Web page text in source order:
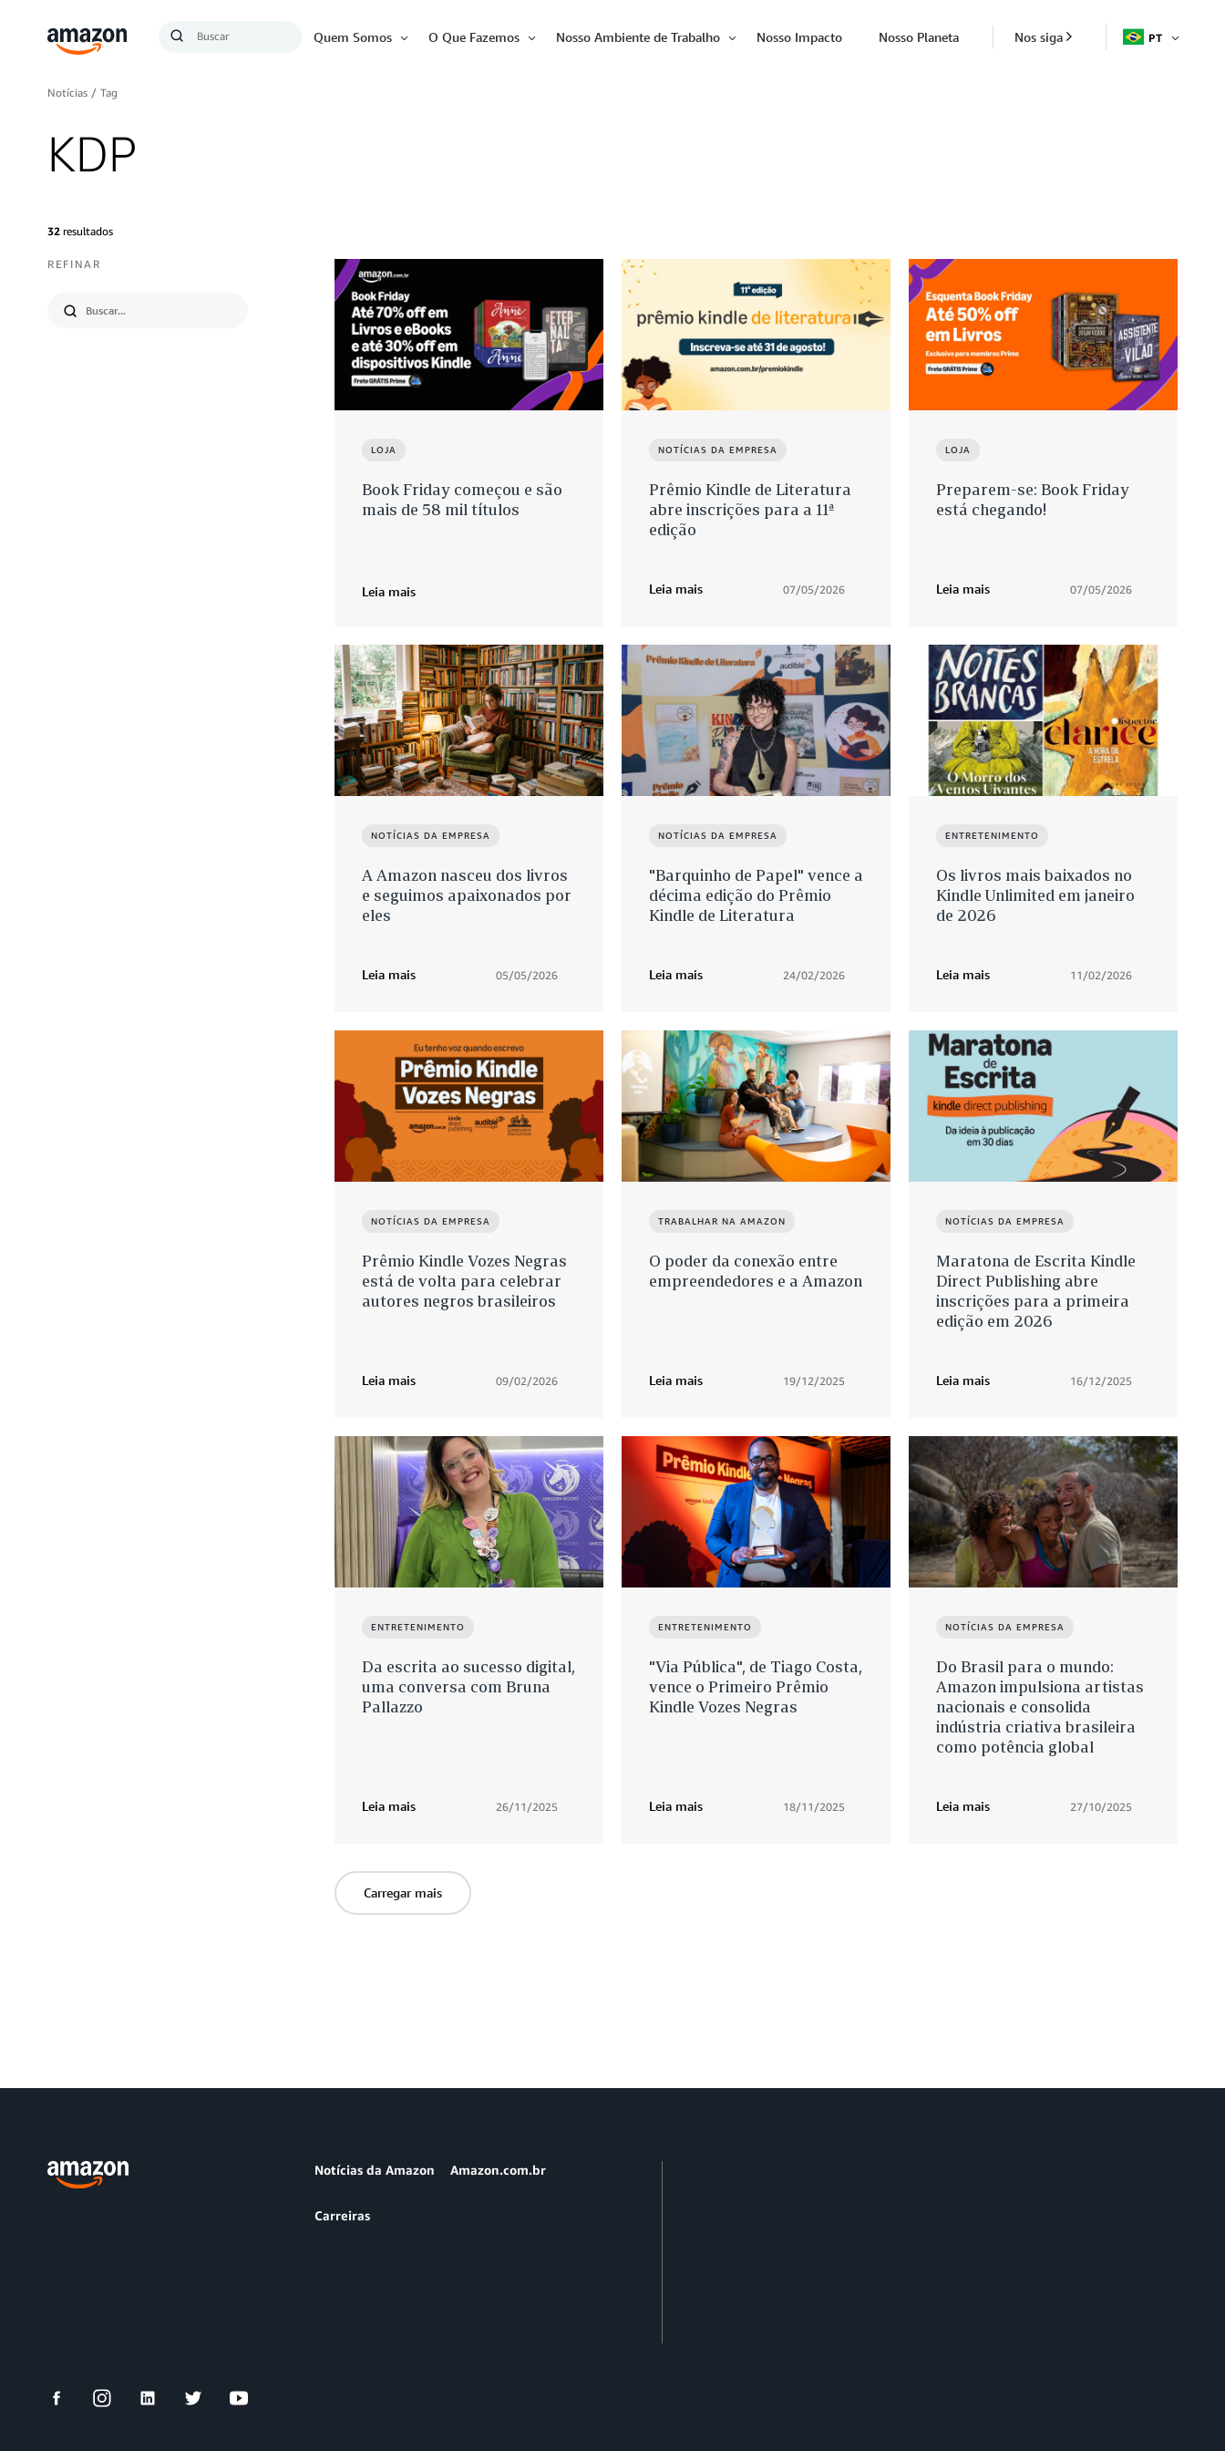
Buscar
Quem Somos
O Que Fazemos
Nosso Ambiente de Trabalho
Nosso Impacto Nosso Planeta Nos siga PT
Notícias / Tag
KDP
32 resultados
REFINAR
Submit
LOJA
Book Friday começou e são
mais de 58 mil títulos
Leia mais
NOTÍCIAS DA EMPRESA
Prêmio Kindle de Literatura
abre inscrições para a 11ª
edição
Leia mais 07/05/2026
LOJA
Preparem-se: Book Friday
está chegando!
Leia mais 07/05/2026
NOTÍCIAS DA EMPRESA
A Amazon nasceu dos livros
e seguimos apaixonados por
eles
Leia mais 05/05/2026
NOTÍCIAS DA EMPRESA
"Barquinho de Papel" vence a
décima edição do Prêmio
Kindle de Literatura
Leia mais 24/02/2026
ENTRETENIMENTO
Os livros mais baixados no
Kindle Unlimited em janeiro
de 2026
Leia mais 11/02/2026
NOTÍCIAS DA EMPRESA
Prêmio Kindle Vozes Negras
está de volta para celebrar
autores negros brasileiros
Leia mais 09/02/2026
TRABALHAR NA AMAZON
O poder da conexão entre
empreendedores e a Amazon
Leia mais 19/12/2025
NOTÍCIAS DA EMPRESA
Maratona de Escrita Kindle
Direct Publishing abre
inscrições para a primeira
edição em 2026
Leia mais 16/12/2025
ENTRETENIMENTO
Da escrita ao sucesso digital,
uma conversa com Bruna
Pallazzo
Leia mais 26/11/2025
ENTRETENIMENTO
"Via Pública", de Tiago Costa,
vence o Primeiro Prêmio
Kindle Vozes Negras
Leia mais 18/11/2025
NOTÍCIAS DA EMPRESA
Do Brasil para o mundo:
Amazon impulsiona artistas
nacionais e consolida
indústria criativa brasileira
como potência global
Leia mais 27/10/2025
Carregar mais
Notícias da Amazon Amazon.com.br
Carreiras